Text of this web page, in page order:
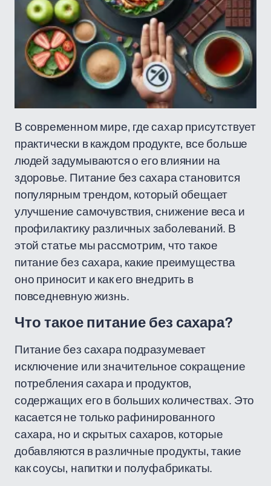
В современном мире, где сахар присутствует
практически в каждом продукте, все больше
людей задумываются о его влиянии на
здоровье. Питание без сахара становится
популярным трендом, который обещает
улучшение самочувствия, снижение веса и
профилактику различных заболеваний. В
этой статье мы рассмотрим, что такое
питание без сахара, какие преимущества
оно приносит и как его внедрить в
повседневную жизнь.
Что такое питание без сахара?
Питание без сахара подразумевает
исключение или значительное сокращение
потребления сахара и продуктов,
содержащих его в больших количествах. Это
касается не только рафинированного
сахара, но и скрытых сахаров, которые
добавляются в различные продукты, такие
как соусы, напитки и полуфабрикаты.